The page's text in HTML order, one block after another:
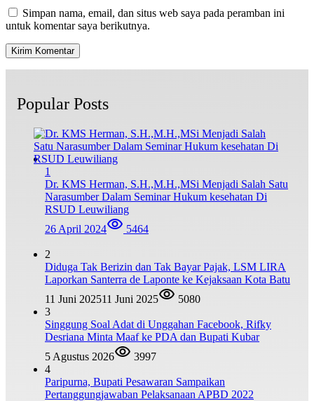
Simpan nama, email, dan situs web saya pada peramban ini
untuk komentar saya berikutnya.
Popular Posts
1
Dr. KMS Herman, S.H.,M.H.,MSi Menjadi Salah Satu
Narasumber Dalam Seminar Hukum kesehatan Di
RSUD Leuwiliang
26 April 2024
5464
2
Diduga Tak Berizin dan Tak Bayar Pajak, LSM LIRA
Laporkan Santerra de Laponte ke Kejaksaan Kota Batu
11 Juni 202511 Juni 2025
5080
3
Singgung Soal Adat di Unggahan Facebook, Rifky
Desriana Minta Maaf ke PDA dan Bupati Kubar
5 Agustus 2026
3997
4
Paripurna, Bupati Pesawaran Sampaikan
Pertanggungjawaban Pelaksanaan APBD 2022